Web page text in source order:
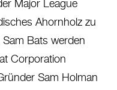
Major League
Ahornholz zu
Bats werden
Corporation
Sam Holman